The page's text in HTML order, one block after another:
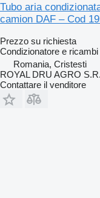
Tubo aria
camion DAF – Cod
Prezzo su richiesta
Condizionatore e
Romania, Cristesti
ROYAL DRU AGRO
Contattare il venditore